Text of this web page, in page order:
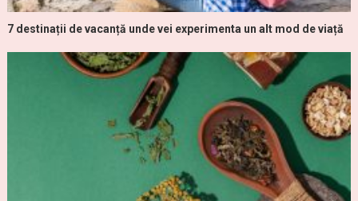
7 destinații de vacanță unde vei experimenta un alt mod de viață